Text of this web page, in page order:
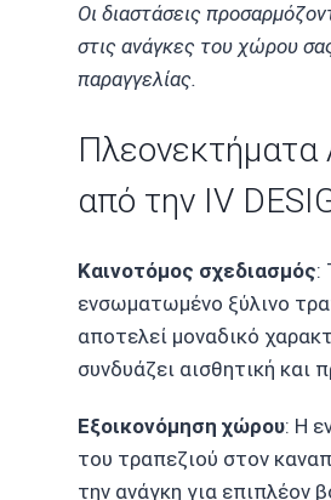
Οι διαστάσεις
στις ανάγκες του χώρου
παραγγελίας.
Πλεονεκτήματα
από την IV
Καινοτόμος σχεδιασμός:
ενσωματωμένο ξύλινο
αποτελεί μοναδικό
συνδυάζει αισθητική και
Εξοικονόμηση χώρου: Η
του τραπεζιού στον
την ανάγκη για επιπλέον